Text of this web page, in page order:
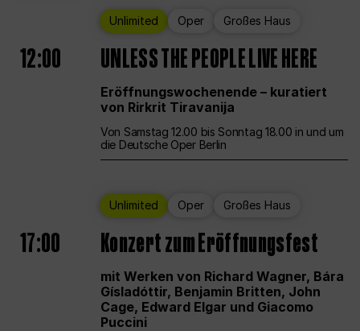
Unlimited Oper Großes Haus
12:00 UNLESS THE PEOPLE LIVE HERE
Eröffnungswochenende – kuratiert
von Rirkrit Tiravanija
Von Samstag 12.00 bis Sonntag 18.00 in und um
die Deutsche Oper Berlin
Unlimited Oper Großes Haus
17:00 Konzert zum Eröffnungsfest
mit Werken von Richard Wagner, Bára
Gísladóttir, Benjamin Britten, John
Cage, Edward Elgar und Giacomo
Puccini